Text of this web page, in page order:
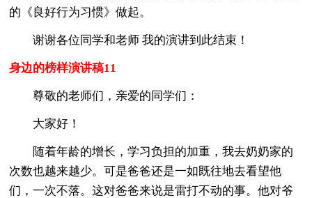
的《良好行为习惯》做起。
谢谢各位同学和老师 我的演讲到此结束！
身边的榜样演讲稿11
尊敬的老师们，亲爱的同学们：
大家好！
随着年龄的增长，学习负担的加重，我去奶奶家的
次数也越来越少。可是爸爸还是一如既往地去看望他
们，一次不落。这对爸爸来说是雷打不动的事。他对爷